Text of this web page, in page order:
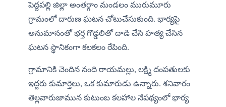
పెద్దపల్లి జిల్లా అంతర్గాం మండలం మురుమూరు
గ్రామంలో దారుణ ఘటన చోటుచేసుకుంది. భార్యపై
అనుమానంతో భర్త గొడ్డలితో దాడి చేసి హత్య చేసిన
ఘటన స్థానికంగా కలకలం రేపింది.
గ్రామానికి చెందిన నంది రాయమల్లు, లక్ష్మి దంపతులకు
ఇద్దరు కుమార్తెలు, ఒక కుమారుడు ఉన్నారు. శనివారం
తెల్లవారుజామున కుటుంబ కలహాల నేపథ్యంలో భార్య